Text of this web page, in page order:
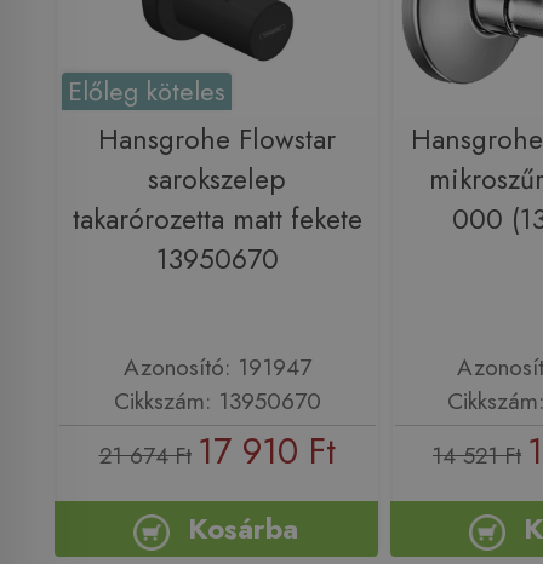
Előleg köteles
Hansgrohe Flowstar
sarokszelep
takarórozetta matt fekete
13950670
Azonosító: 191947
Cikkszám: 13950670
21 674 Ft 17 910 Ft
Kosárba
000
14 521 Ft